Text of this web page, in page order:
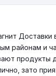
Доставки
районам и
продукты
зато